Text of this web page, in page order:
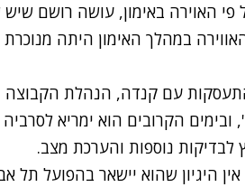
פי האוירה באימון, עושה רושם
במהלך האימון היתה
עם קנדה, הנהלת הקבוצה
ובימים הקרובים הוא ימריא
לבדיקות נוספות והערכת מצב.
אין היגיון שהוא יישאר בהפועל תל